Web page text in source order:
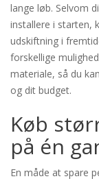
lange løb. Selvom
installere i starten,
udskiftning i
forskellige
materiale, så du
og dit budget.
Køb
på én
En måde at spare